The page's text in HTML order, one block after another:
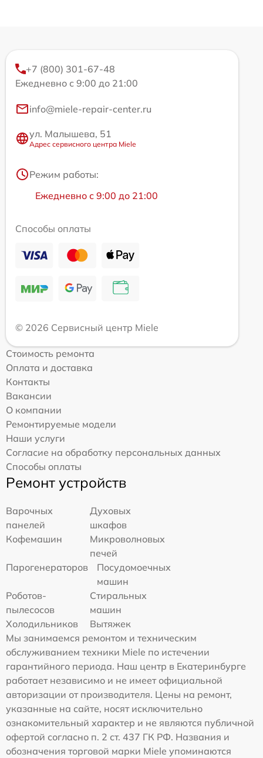
+7 (800) 301-67-48
Ежедневно с 9:00 до 21:00
info@miele-repair-center.ru
ул. Малышева, 51
Адрес сервисного центра Miele
Режим работы:
Ежедневно с 9:00 до 21:00
Способы оплаты
© 2026 Сервисный центр Miele
Стоимость ремонта
Оплата и доставка
Контакты
Вакансии
О компании
Ремонтируемые модели
Наши услуги
Согласие на обработку персональных данных
Способы оплаты
Ремонт устройств
Варочных
панелей
Духовых
шкафов
Кофемашин
Микроволновых
печей
Парогенераторов
Посудомоечных
машин
Роботов-
пылесосов
Стиральных
машин
Холодильников
Вытяжек
Мы занимаемся ремонтом и техническим
обслуживанием техники Miele по истечении
гарантийного периода. Наш центр в Екатеринбурге
работает независимо и не имеет официальной
авторизации от производителя. Цены на ремонт,
указанные на сайте, носят исключительно
ознакомительный характер и не являются публичной
офертой согласно п. 2 ст. 437 ГК РФ. Названия и
обозначения торговой марки Miele упоминаются